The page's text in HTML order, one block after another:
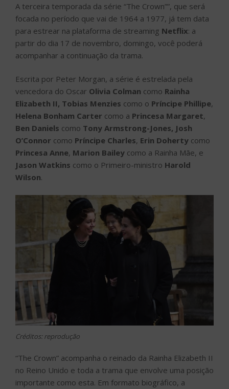
A terceira temporada da série “The Crown””, que será
focada no período que vai de 1964 a 1977, já tem data
para estrear na plataforma de streaming Netflix: a
partir do dia 17 de novembro, domingo, você poderá
acompanhar a continuação da trama.
Escrita por Peter Morgan, a série é estrelada pela
vencedora do Oscar Olivia Colman como Rainha
Elizabeth II, Tobias Menzies como o Príncipe Phillipe,
Helena Bonham Carter como a Princesa Margaret,
Ben Daniels como Tony Armstrong-Jones, Josh
O’Connor como Príncipe Charles, Erin Doherty como
Princesa Anne, Marion Bailey como a Rainha Mãe, e
Jason Watkins como o Primeiro-ministro Harold
Wilson.
Créditos: reprodução
“The Crown” acompanha o reinado da Rainha Elizabeth II
no Reino Unido e toda a trama que envolve uma posição
importante como esta. Em formato biográfico, a